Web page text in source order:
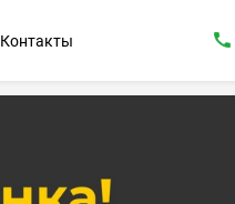
Контакты